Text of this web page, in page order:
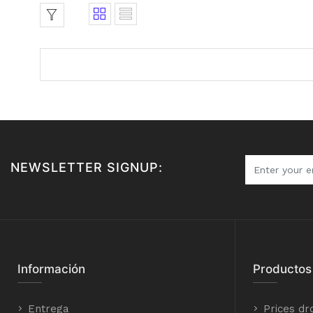
NEWSLETTER SIGNUP:
Información
Entrega
Productos
Prices